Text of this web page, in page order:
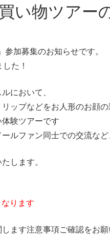
い物ツアー
加募集のお知らせです。
た！
において、
ップなどをお人形のお顔の
験ツアーです
ルファン同士での交流な
します。
ります
ます注意事項ご確認をお願